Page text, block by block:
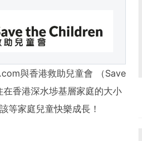
provides end-to-end solu
text and multimedia conten
Combining the worl
optimization network with
serves tens of thousan
Middle East, Africa and
與香港救助兒童會 （Save
在香港深水埗基層家庭的大小
等家庭兒童快樂成長！